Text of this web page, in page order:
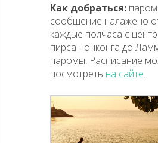
Как добраться:
сообщение налажено
каждые полчаса с
пирса Гонконга до
паромы. Расписание
посмотреть на сайте.